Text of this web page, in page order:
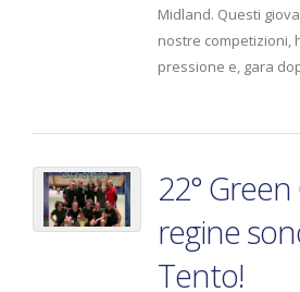
Midland. Questi
nostre competizioni,
pressione e, gara
22°
regine
Tento!